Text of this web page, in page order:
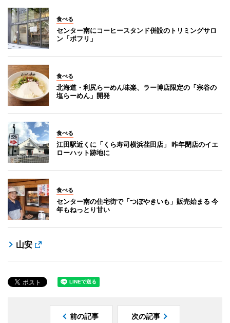
食べる
センター南にコーヒースタンド併設のトリミングサロ
ン「ポフリ」
食べる
北海道・利尻らーめん味楽、ラー博店限定の「宗谷の
塩らーめん」開発
食べる
江田駅近くに「くら寿司横浜荏田店」 昨年閉店のイエ
ローハット跡地に
食べる
センター南の住宅街で「つぼやきいも」販売始まる 今
年もねっとり甘い
山安
前の記事 次の記事